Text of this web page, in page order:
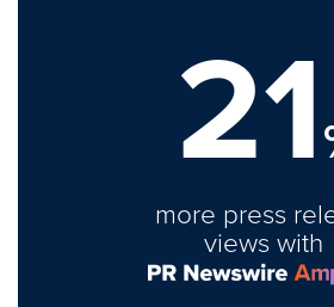
21
more press
views with